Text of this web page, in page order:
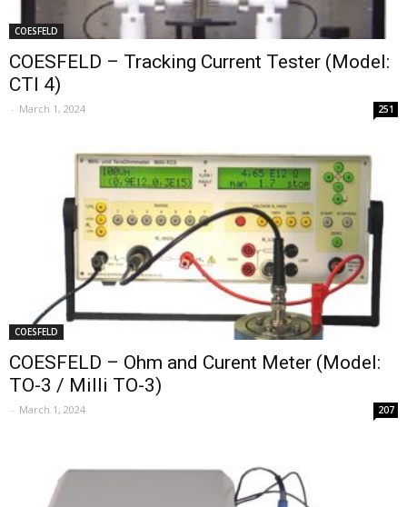
COESFELD
COESFELD – Tracking Current Tester (Model:
CTI 4)
- March 1, 2024 251
COESFELD
COESFELD – Ohm and Curent Meter (Model:
TO-3 / Milli TO-3)
- March 1, 2024 207